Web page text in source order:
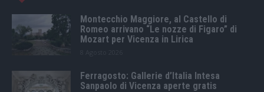
Montecchio Maggiore, al Castello di
Romeo arrivano “Le nozze di Figaro” di
Mozart per Vicenza in Lirica
Ferragosto: Gallerie d’Italia Intesa
Sanpaolo di Vicenza aperte gratis